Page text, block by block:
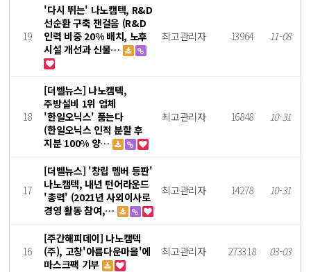
19
'다시 뛰는' 나노캠텍, R&D
선순환 구축 잰걸음 (R&D
인력 비중 20% 배치, 노후
시설 개선과 신물…
최고관리자 13964 11-08
18
[더벨뉴스] 나노캠텍,
주방설비 1위 업체
'한일오닉스' 품는다
(한일오닉스 인적 분할 후
지분 100% 양…
최고관리자 16848 10-31
17
[더벨뉴스] '창립 멤버 등판'
나노캠텍, 내년 턴어라운드
'총력' (2021년 사외이사로
경영 활동 참여,…
최고관리자 14278 10-31
16
[주간해피데이] 나노캠텍
(주), 고창'아름다운마을'에
마스크팩 기부
최고관리자 273318 03-03